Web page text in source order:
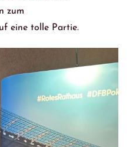
zum
eine tolle Partie.